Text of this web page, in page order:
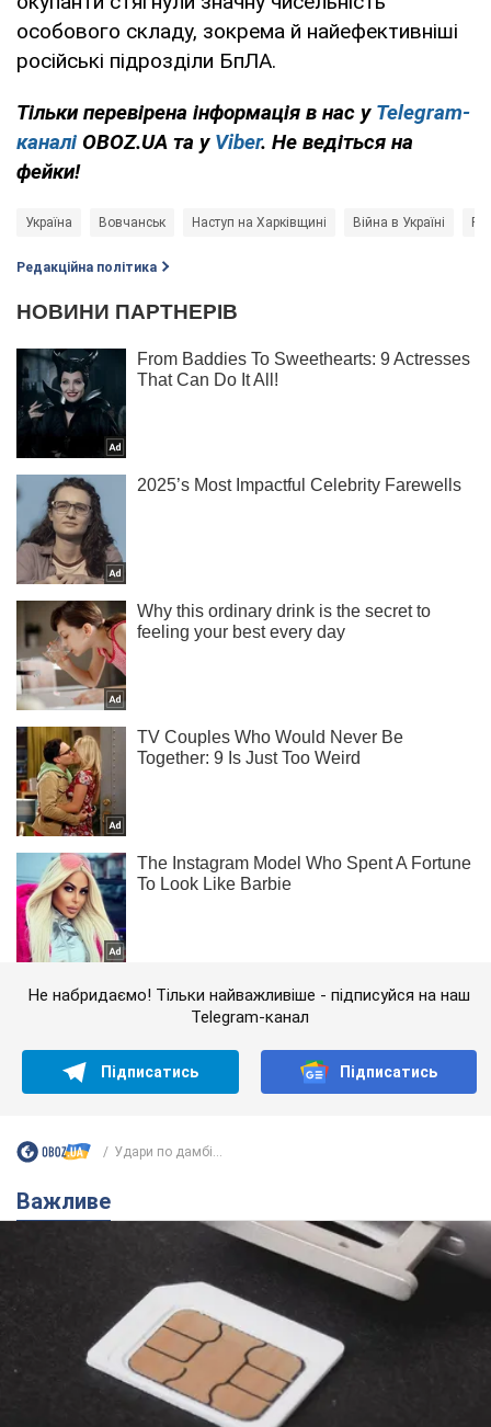
особового складу, зокрема й найефективніші
російські підрозділи БпЛА.
Тільки перевірена інформація в нас у Telegram-
каналі OBOZ.UA та у Viber. Не ведіться на
фейки!
Україна Вовчанськ Наступ на Харківщині Війна в Україні
Редакційна політика
Не набридаємо! Тільки найважливіше - підписуйся на наш
Telegram-канал
Підписатись Підписатись
Удари по дамбі...
Важливе